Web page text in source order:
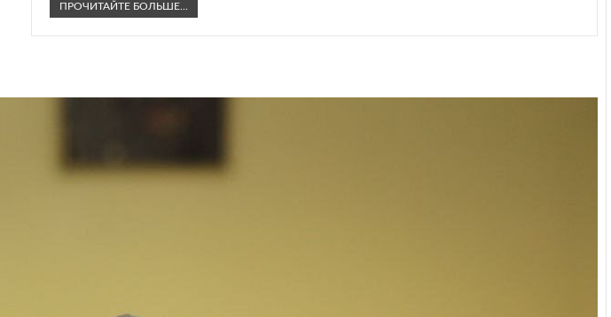
ПРОЧИТАЙТЕ БОЛЬШЕ...